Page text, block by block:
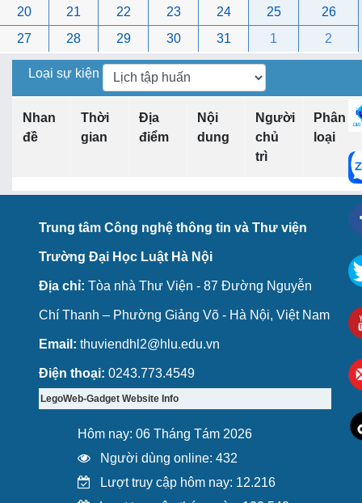
20
21 22 23 24 25
26
27
28 29 30 31 1 2
Loại sự kiện
Nhan
đề
Thời
gian
Địa
điểm
Nội
dung
Người
chủ
trì
Phân
loại
Trung tâm Công nghệ thông tin và Thư viện
Trường Đại Học Luật Hà Nội
Địa chỉ: Tòa nhà Thư Viện - 87 Đường Nguyễn
Chí Thanh – Phường Giảng Võ - Hà Nội, Việt Nam
Email: thuviendhl2@hlu.edu.vn
Điện thoại: 0243.773.4549
LegoWeb-Gadget Website Info
Hôm nay: 06 Tháng Tám 2026
Người dùng online: 432
Lượt truy cập hôm nay: 12.216